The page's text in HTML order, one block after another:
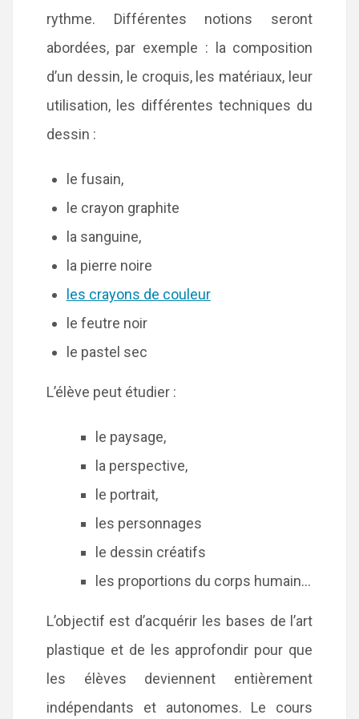
rythme. Différentes notions seront
abordées, par exemple : la composition
d’un dessin, le croquis, les matériaux, leur
utilisation, les différentes techniques du
dessin :
le fusain,
le crayon graphite
la sanguine,
la pierre noire
les crayons de couleur
le feutre noir
le pastel sec
L’élève peut étudier :
le paysage,
la perspective,
le portrait,
les personnages
le dessin créatifs
les proportions du corps humain…
L’objectif est d’acquérir les bases de l’art
plastique et de les approfondir pour que
les élèves deviennent entièrement
indépendants et autonomes. Le cours